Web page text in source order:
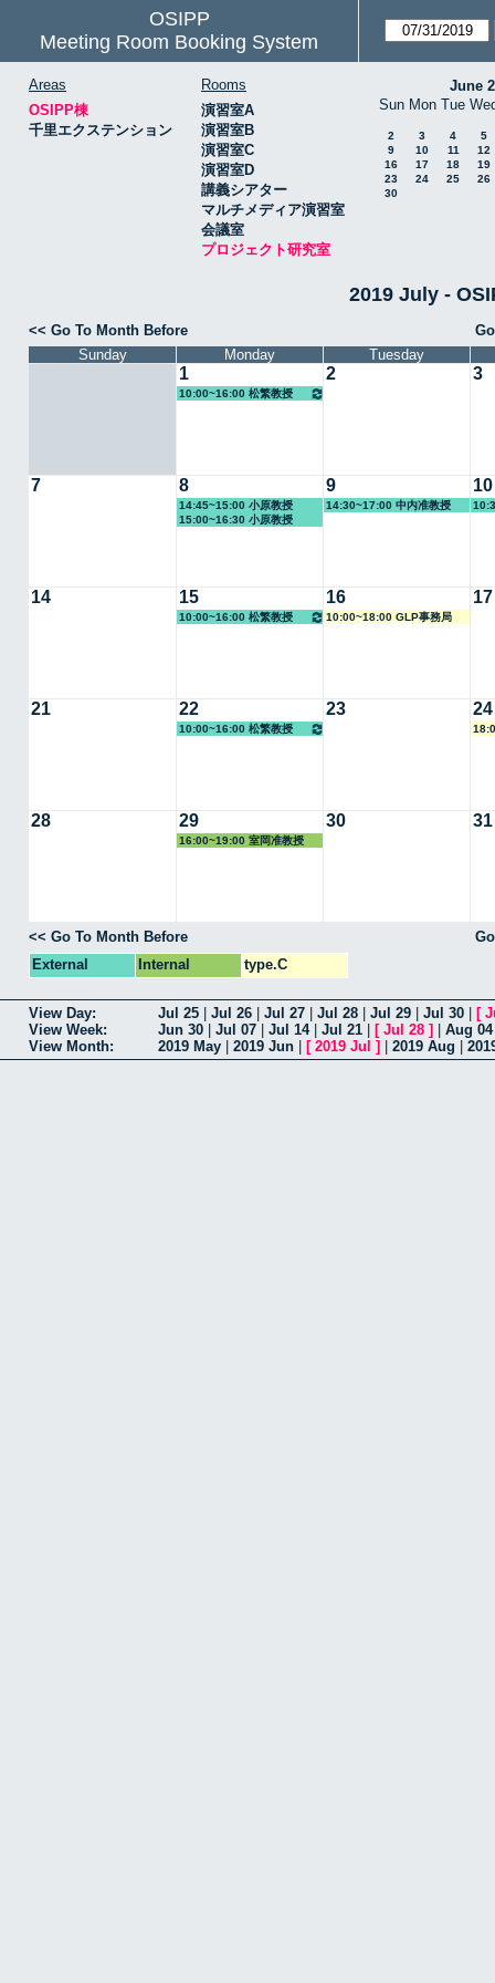
OSIPP
Meeting Room Booking System
Areas
OSIPP棟
千里エクステンション
Rooms
演習室A
演習室B
演習室C
演習室D
講義シアター
マルチメディア演習室
会議室
プロジェクト研究室
June
Sun Mon Tue
2 3 4
5
9
10 11
12
16
17 18
19
23
24 25
26
30
2019 July -
<< Go To Month Before
Sunday
Monday Tuesday
1
10:00~16:00 松繁教授
2 3
7 8
14:45~15:00 小原教授
15:00~16:30 小原教授
9
14:30~17:00 中内准教授
10
14 15
10:00~16:00 松繁教授
16
10:00~18:00 GLP事務局
17
21 22
10:00~16:00 松繁教授
23 24
28 29
16:00~19:00 室岡准教授
30 31
<< Go To Month Before
External
Internal type.C
View Day: Jul 25 Jul 26 Jul 27 Jul 28 Jul 29 Jul 30 [
View Week:
Jun 30 Jul 07 Jul 14| Jul 21 [ Jul 28 ] Aug 04
View Month:
2019 May 2019 Jun [ 2019 Jul ] 2019 Aug